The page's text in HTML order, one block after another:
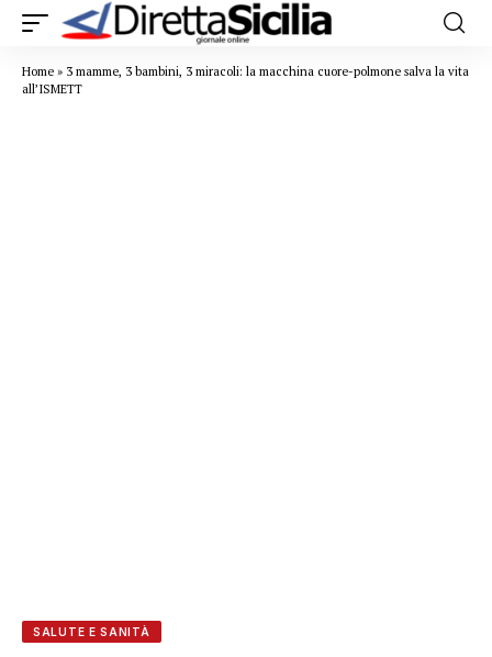
Home » 3 mamme, 3 bambini, 3 miracoli: la macchina cuore-polmone salva la vita
all’ISMETT
SALUTE E SANITÀ